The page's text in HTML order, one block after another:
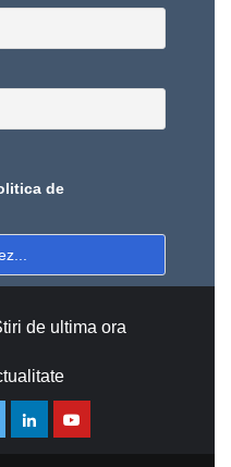
de
de ultima ora
LinkedinYoutube